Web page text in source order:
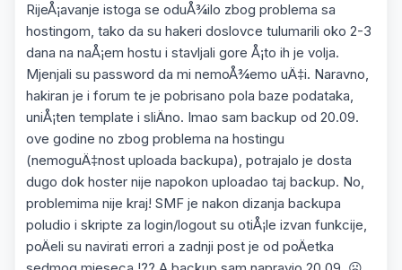
RijeÅ¡avanje istoga se oduÅ¾ilo zbog problema sa
hostingom, tako da su hakeri doslovce tulumarili oko 2-3
dana na naÅ¡em hostu i stavljali gore Å¡to ih je volja.
Mjenjali su password da mi nemoÅ¾emo uÄ‡i. Naravno,
hakiran je i forum te je pobrisano pola baze podataka,
uniÅ¡ten template i sliÄno. Imao sam backup od 20.09.
ove godine no zbog problema na hostingu
(nemoguÄ‡nost uploada backupa), potrajalo je dosta
dugo dok hoster nije napokon uploadao taj backup. No,
problemima nije kraj! SMF je nakon dizanja backupa
poludio i skripte za login/logout su otiÅ¡le izvan funkcije,
poÄeli su navirati errori a zadnji post je od poÄetka